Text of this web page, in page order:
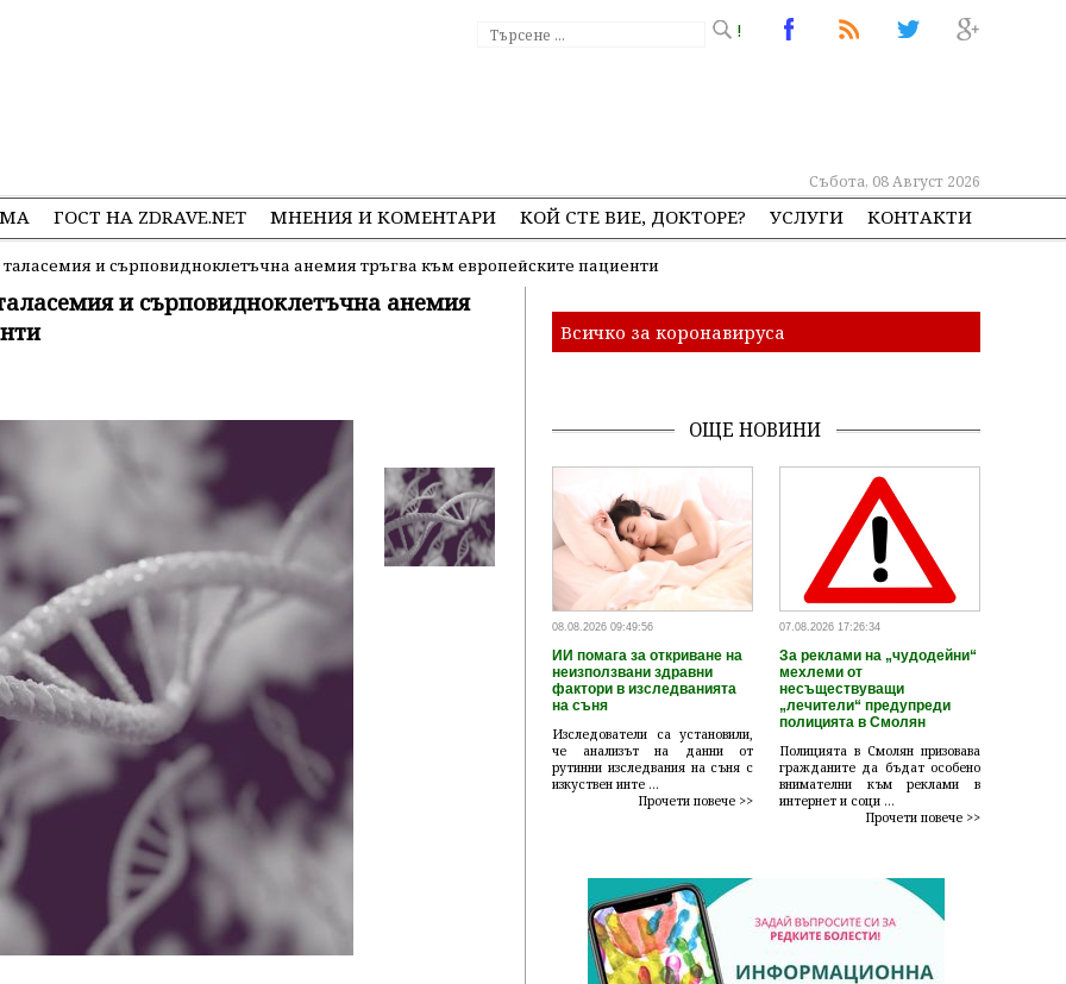
!
Събота, 08 Август 2026
ГОСТ НА ZDRAVE.NET МНЕНИЯ И КОМЕНТАРИ КОЙ СТЕ ВИЕ, ДОКТОРЕ? УСЛУГИ КОНТАКТИ
таласемия и сърповидноклетъчна анемия тръгва към европейските пациенти
и сърповидноклетъчна анемия
Всичко за коронавируса
ОЩЕ НОВИНИ
08.08.2026 09:49:56
ИИ помага за откриване на
неизползвани здравни
фактори в изследванията
на съня
Изследователи са установили,
че анализът на данни от
рутинни изследвания на съня с
изкуствен инте ...
Прочети повече >>
07.08.2026 17:26:34
За реклами на „чудодейни“
мехлеми от
несъществуващи
„лечители“ предупреди
полицията в Смолян
Полицията в Смолян призовава
гражданите да бъдат особено
внимателни към реклами в
интернет и соци ...
Прочети повече >>